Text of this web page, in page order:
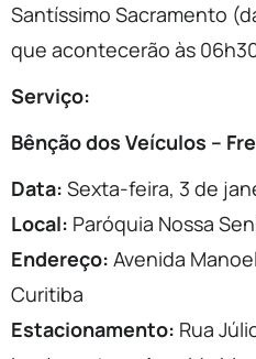
Santíssimo Sacramento
que acontecerão às
Serviço:
Bênção dos Veículos –
Data: Sexta-feira, 3 de
Local: Paróquia Nossa
Endereço: Avenida
Curitiba
Estacionamento: Rua